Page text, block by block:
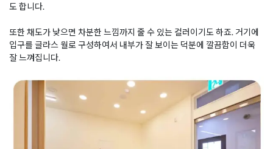
도 합니다.
또한 채도가 낮으면 차분한 느낌까지 줄 수 있는 컬러이기도 하죠. 거기에
입구를 글라스 월로 구성하여서 내부가 잘 보이는 덕분에 깔끔함이 더욱
잘 느껴집니다.